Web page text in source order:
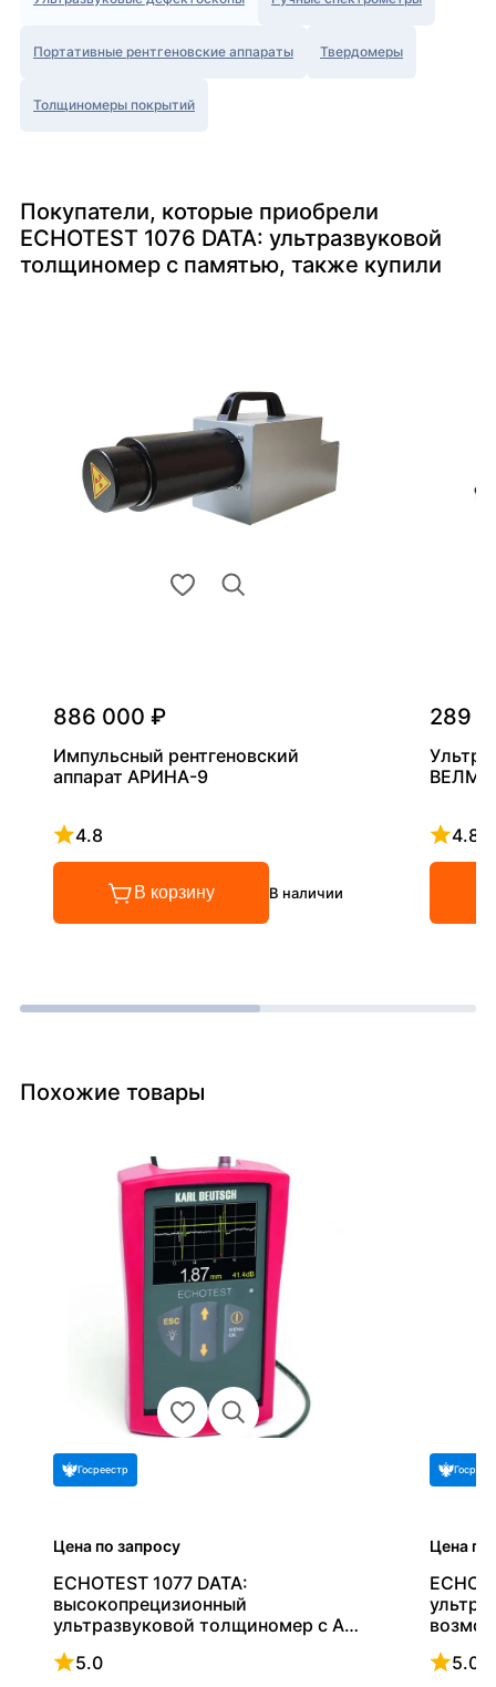
Портативные рентгеновские аппараты Твердомеры
Толщиномеры покрытий
Покупатели, которые приобрели
ECHOTEST 1076 DATA: ультразвуковой
толщиномер с памятью, также купили
886 000 ₽
Импульсный рентгеновский
аппарат АРИНА-9
4.8
Рейтинг 4.8 из 5
В корзину В наличии
289
4.8
Похожие товары
Госреестр
Цена по запросу
ECHOTEST 1077 DATA:
высокопрецизионный
ультразвуковой толщиномер с А-
сканом
5.0
Рейтинг 5 из 5
Цена по
5.0